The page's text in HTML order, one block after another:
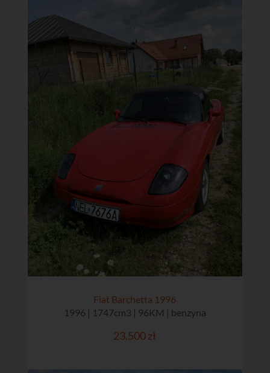
Fiat Barchetta 1996
1996 | 1747cm3 | 96KM | benzyna
23.500 zł